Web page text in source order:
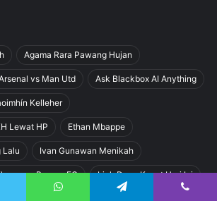
Agama Rara Pawang Hujan
vs Man Utd Ask Blackbox AI Anything
Kelleher
Lewat HP Ethan Mbappe
Lalu Ivan Gunawan Menikah
Borneo FC Link Dana Kaget Hari Ini